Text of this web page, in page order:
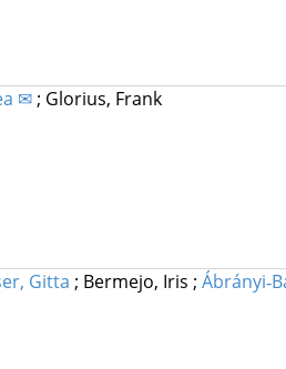
✉; Glorius, Frank
Gitta ; Bermejo, Iris ;